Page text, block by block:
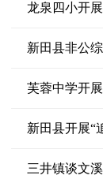
龙泉四小开
新田县非公
芙蓉中学开
新田县开展“
三井镇谈文